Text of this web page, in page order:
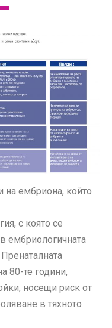
на ембриона, който
с която се
ембриологичната
80-те години,
носещи риск от
в тяхното